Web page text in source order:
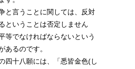
と言うことに関しては、反対
ということは否定しません
等でなければならないという
あるのです。
四十八願には、「悉皆金色(し